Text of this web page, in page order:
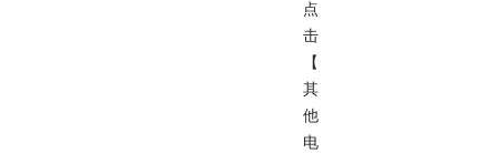
点
击
【
其
他
电